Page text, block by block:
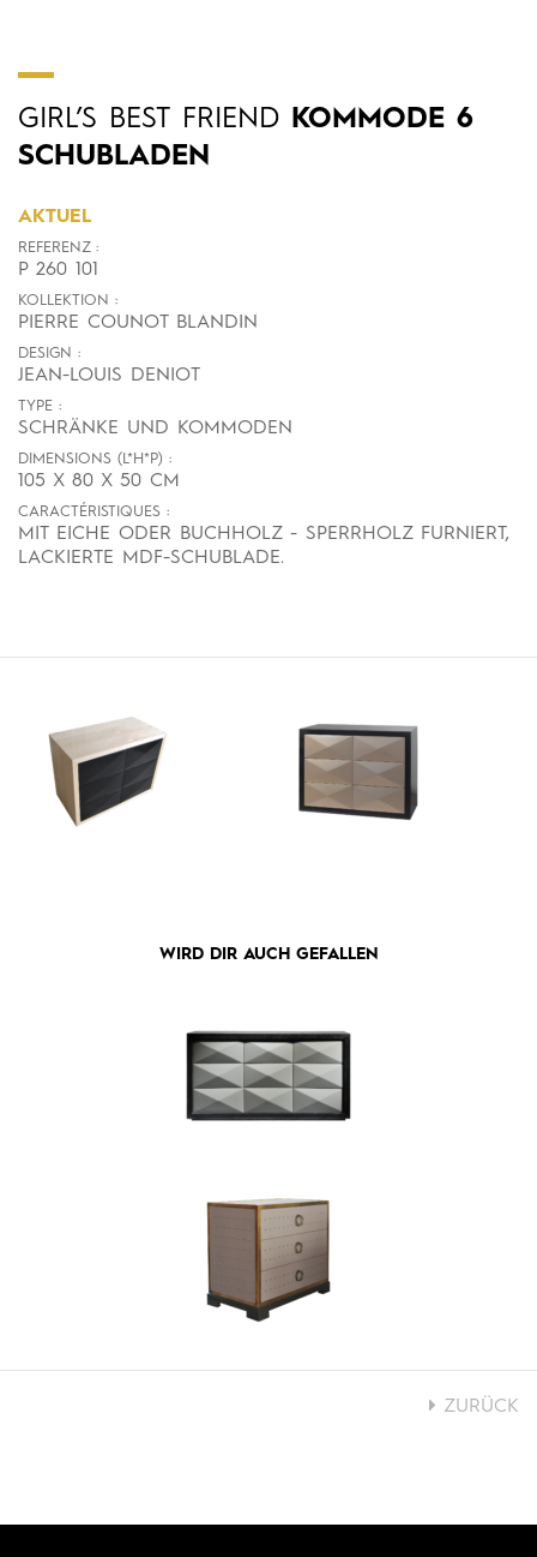
GIRL’S BEST FRIEND KOMMODE 6
SCHUBLADEN
AKTUEL
REFERENZ :
P 260 101
KOLLEKTION :
PIERRE COUNOT BLANDIN
DESIGN :
JEAN-LOUIS DENIOT
TYPE :
SCHRÄNKE UND KOMMODEN
DIMENSIONS (L*H*P) :
105 X 80 X 50 CM
CARACTÉRISTIQUES :
MIT EICHE ODER BUCHHOLZ - SPERRHOLZ FURNIERT,
LACKIERTE MDF-SCHUBLADE.
WIRD DIR AUCH GEFALLEN
ZURÜCK